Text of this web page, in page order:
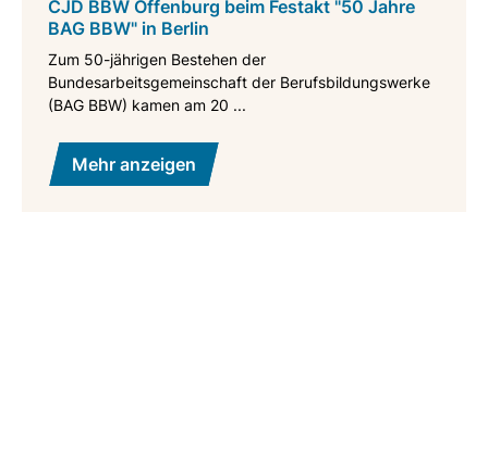
CJD BBW Offenburg beim Festakt "50 Jahre
BAG BBW" in Berlin
Zum 50-jährigen Bestehen der
Bundesarbeitsgemeinschaft der Berufsbildungswerke
(BAG BBW) kamen am 20 ...
Mehr anzeigen